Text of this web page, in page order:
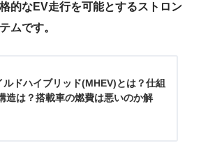
的なEV走行を可能とするストロン
ムです。
ルドハイブリッド(MHEV)とは？仕組
造は？搭載車の燃費は悪いのか解